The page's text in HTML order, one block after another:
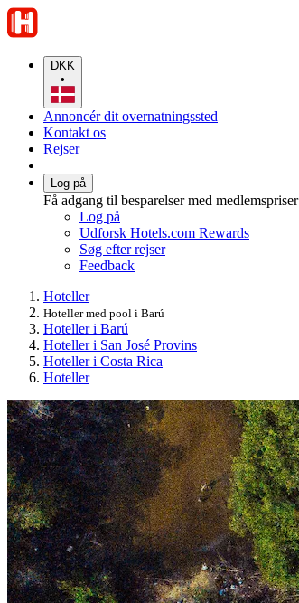
DKK
•
Annoncér dit overnatningssted
Kontakt os
Rejser
Log på
Få adgang til besparelser med medlemspriser
Log på
Udforsk Hotels.com Rewards
Søg efter rejser
Feedback
Hoteller
Hoteller med pool i Barú
Hoteller i Barú
Hoteller i San José Provins
Hoteller i Costa Rica
Hoteller